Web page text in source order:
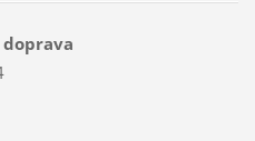
doprava